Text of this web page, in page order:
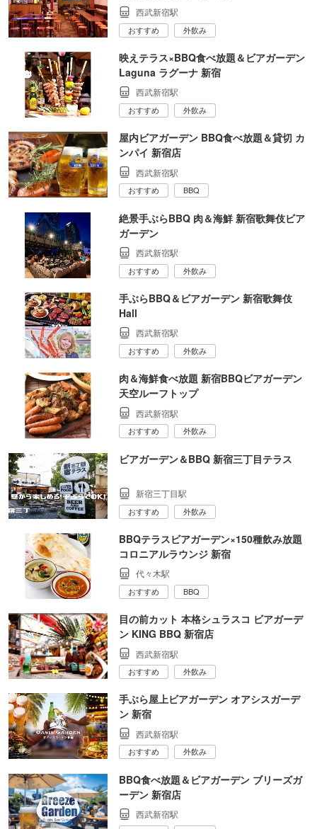
西武新宿駅
おすすめ 外飲み
映えテラス×BBQ食べ放題＆ビアガーデン
Laguna ラグーナ 新宿
西武新宿駅
おすすめ 外飲み
屋内ビアガーデン BBQ食べ放題＆貸切 カ
ンパイ 新宿店
西武新宿駅
おすすめ BBQ
絶景手ぶらBBQ 肉＆海鮮 新宿歌舞伎ビア
ガーデン
西武新宿駅
おすすめ 外飲み
手ぶらBBQ＆ビアガーデン 新宿歌舞伎
Hall
西武新宿駅
おすすめ 外飲み
肉＆海鮮食べ放題 新宿BBQビアガーデン
天空ルーフトップ
西武新宿駅
おすすめ 外飲み
ビアガーデン＆BBQ 新宿三丁目テラス
新宿三丁目駅
おすすめ 外飲み
BBQテラスビアガーデン×150種飲み放題
コロニアルラウンジ 新宿
代々木駅
おすすめ BBQ
目の前カット 本格シュラスコ ビアガーデ
ン KING BBQ 新宿店
西武新宿駅
おすすめ 外飲み
手ぶら屋上ビアガーデン オアシスガーデ
ン 新宿
西武新宿駅
おすすめ 外飲み
BBQ食べ放題＆ビアガーデン ブリーズガ
ーデン 新宿店
西武新宿駅